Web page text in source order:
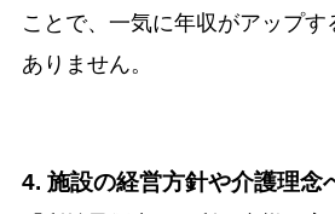
ことで、一気に年収がアップす
ありません。
4. 施設の経営方針や介護理念